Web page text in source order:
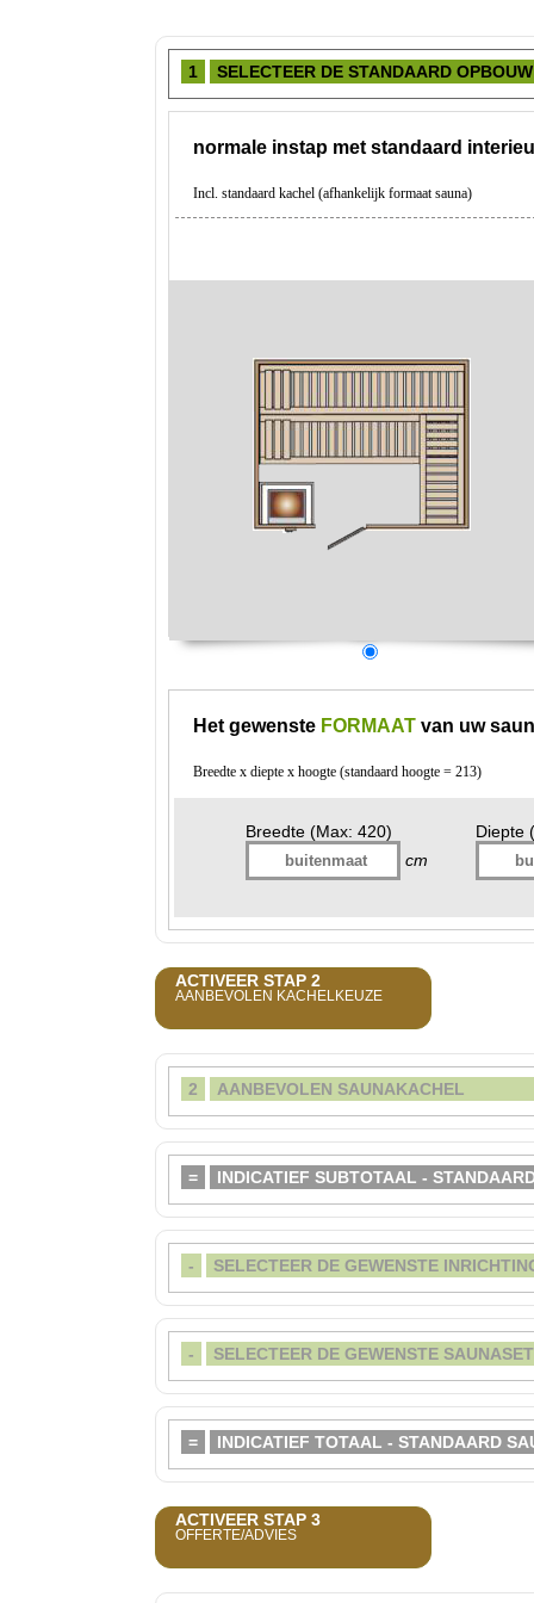
1 SELECTEER DE STANDAARD
normale instap met standaard
Incl. standaard kachel (afhankelijk formaat sauna)
Het gewenste FORMAAT van uw
Breedte x diepte x hoogte (standaard hoogte = 213)
Breedte (Max: 420)
cm
Diepte
ACTIVEER STAP 2
AANBEVOLEN KACHELKEUZE
2 AANBEVOLEN
= INDICATIEF SUBTOTAAL -
- SELECTEER DE GEWENSTE
- SELECTEER DE GEWENSTE
= INDICATIEF TOTAAL - STANDAARD
ACTIVEER STAP 3
OFFERTE/ADVIES